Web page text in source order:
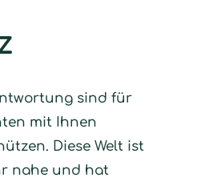
sind für
mit Ihnen
Diese Welt ist
nahe und hat